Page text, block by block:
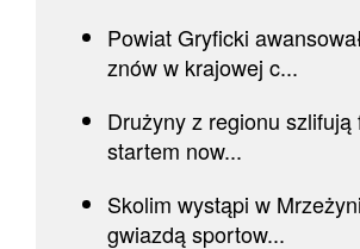
Powiat Gryficki
znów w krajowej c...
Drużyny z regionu szlifują
startem now...
Skolim wystąpi w
gwiazdą sportow...